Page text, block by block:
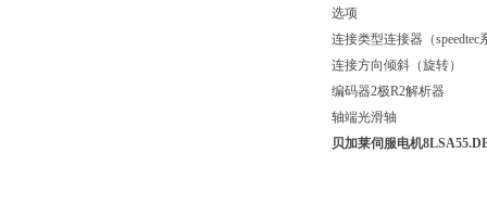
选项
连接类型连接器（speedtec
连接方向倾斜（旋转）
编码器2极R2解析器
轴端光滑轴
贝加莱伺服电机